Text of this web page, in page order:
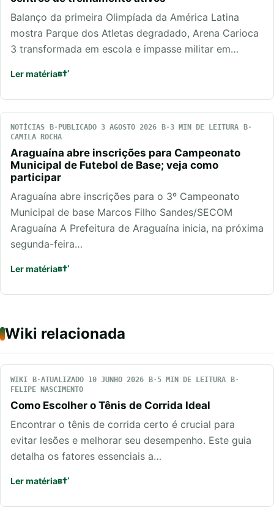
Balanço da primeira Olimpíada da América Latina
mostra Parque dos Atletas degradado, Arena Carioca
3 transformada em escola e impasse militar em…
Ler matéria
NOTÍCIAS PUBLICADO 3 AGOSTO 2026
3 MIN DE LEITURA
CAMILA ROCHA
Araguaína abre inscrições para Campeonato
Municipal de Futebol de Base; veja como
participar
Araguaína abre inscrições para o 3º Campeonato
Municipal de base Marcos Filho Sandes/SECOM
Araguaína A Prefeitura de Araguaína inicia, na próxima
segunda-feira…
Ler matéria
Wiki relacionada
WIKI ATUALIZADO 10 JUNHO 2026
5 MIN DE LEITURA
FELIPE NASCIMENTO
Como Escolher o Tênis de Corrida Ideal
Encontrar o tênis de corrida certo é crucial para
evitar lesões e melhorar seu desempenho. Este guia
detalha os fatores essenciais a…
Ler matéria